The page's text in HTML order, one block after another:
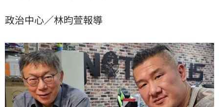
政治中心／林昀萱報導